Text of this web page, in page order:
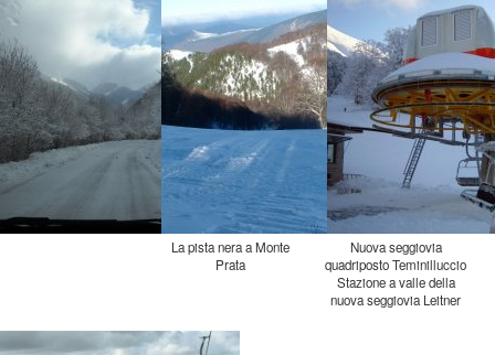
La pista nera a Monte
Prata
Nuova seggiovia
quadriposto Teminilluccio
Stazione a valle della
nuova seggiovia Leitner